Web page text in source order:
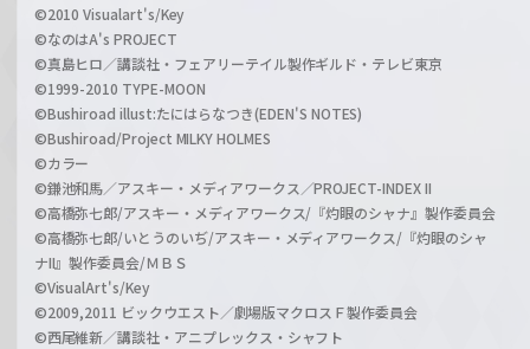
©2010 Visualart's/Key
©なのはA's PROJECT
©真島ヒロ／講談社・フェアリーテイル製作ギルド・テレビ東京
©1999-2010 TYPE-MOON
©Bushiroad illust:たにはらなつき(EDEN'S NOTES)
©Bushiroad/Project MILKY HOLMES
©カラー
©鎌池和馬／アスキー・メディアワークス／PROJECT-INDEX II
©高橋弥七郎/アスキー・メディアワークス/『灼眼のシャナ』製作委員会
©高橋弥七郎/いとうのいぢ/アスキー・メディアワークス/『灼眼のシャ
ナII』製作委員会/ＭＢＳ
©VisualArt's/Key
©2009,2011 ビックウエスト／劇場版マクロスＦ製作委員会
©西尾維新／講談社・アニプレックス・シャフト